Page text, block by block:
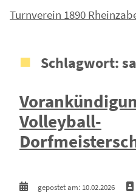
Turnverein 1890
Schlagwort:
Volleyball-
gepostet am: 10.02.2026